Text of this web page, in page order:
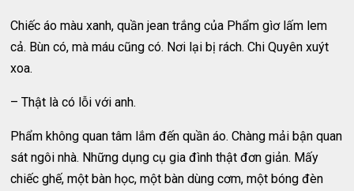
Chiếc áo màu xanh, quần jean trắng của Phẩm gìơ lấm lem
cả. Bùn có, mà máu cũng có. Nơi lại bị rách. Chi Quyên xuýt
xoa.
– Thật là có lỗi với anh.
Phẩm không quan tâm lắm đến quần áo. Chàng mải bận quan
sát ngôi nhà. Những dụng cụ gia đình thật đơn giản. Mấy
chiếc ghế, một bàn học, một bàn dùng cơm, một bóng đèn